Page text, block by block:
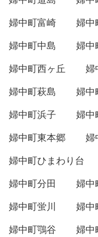
婦中町富崎
婦中
婦中町中島
婦中
婦中町西ヶ丘
婦
婦中町萩島
婦中
婦中町浜子
婦中
婦中町東本郷
婦
婦中町ひまわり台
婦中町分田
婦中
婦中町蛍川
婦中
婦中町鶚谷
婦中